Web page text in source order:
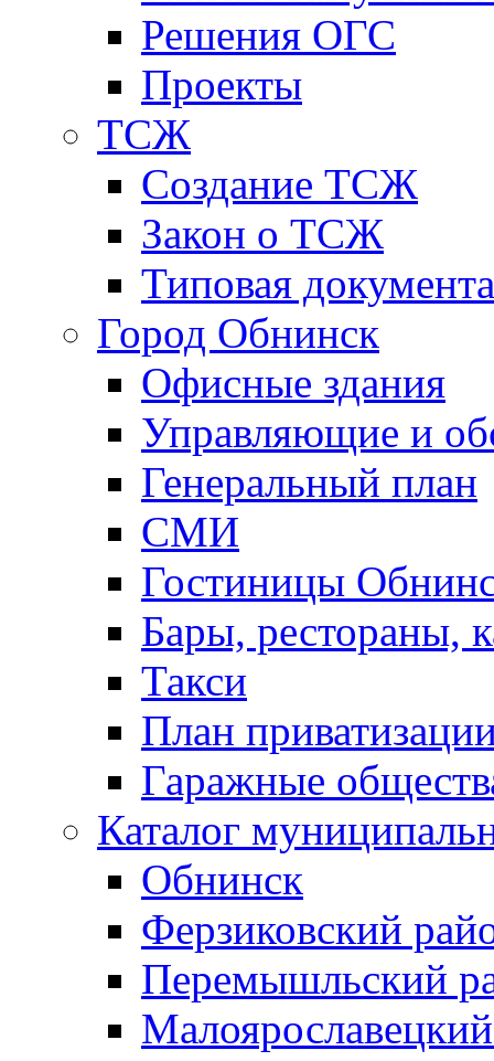
Решения ОГС
Проекты
ТСЖ
Создание ТСЖ
Закон о ТСЖ
Типовая
Город Обнинск
Офисные здания
Управляющие и
Генеральный план
СМИ
Гостиницы
Бары, рестораны,
Такси
План
Гаражные
Каталог
Обнинск
Ферзиковский
Перемышльский